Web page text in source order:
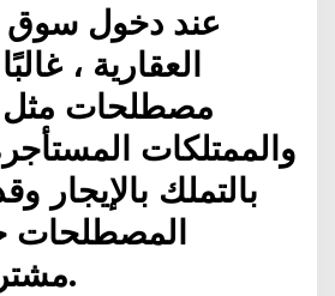
عند دخول سوق
العقارية ،
مصطلحات مثل
والممتلكات
بالتملك بالإيجار
المصطلحات
مشتري العقارات.